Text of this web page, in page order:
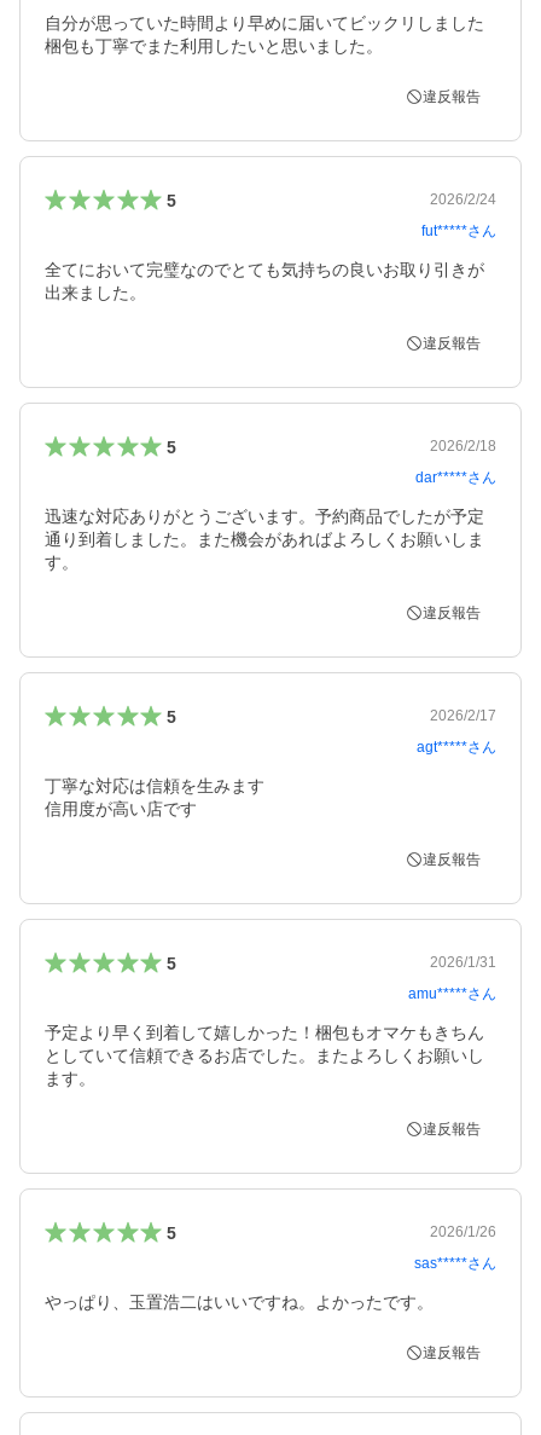
自分が思っていた時間より早めに届いてビックリしました
梱包も丁寧でまた利用したいと思いました。
違反報告
5
2026/2/24
fut*****さん
全てにおいて完璧なのでとても気持ちの良いお取り引きが
出来ました。
違反報告
5
2026/2/18
dar*****さん
迅速な対応ありがとうございます。予約商品でしたが予定
通り到着しました。また機会があればよろしくお願いしま
す。
違反報告
5
2026/2/17
agt*****さん
丁寧な対応は信頼を生みます
信用度が高い店です
違反報告
5
2026/1/31
amu*****さん
予定より早く到着して嬉しかった！梱包もオマケもきちん
としていて信頼できるお店でした。またよろしくお願いし
ます。
違反報告
5
2026/1/26
sas*****さん
やっぱり、玉置浩二はいいですね。よかったです。
違反報告